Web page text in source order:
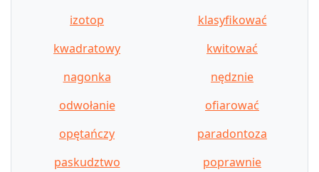
izotop
klasyfikować
kwadratowy
kwitować
nagonka
nędznie
odwołanie
ofiarować
opętańczy
paradontoza
paskudztwo
poprawnie